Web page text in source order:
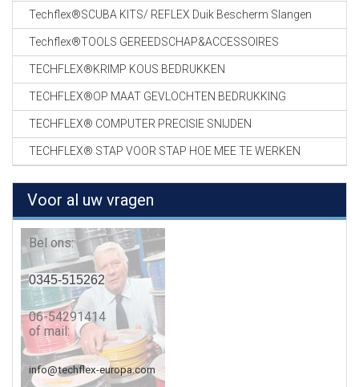
Techflex®SCUBA KITS/ REFLEX Duik Bescherm Slangen
Techflex®TOOLS GEREEDSCHAP&ACCESSOIRES
TECHFLEX®KRIMP KOUS BEDRUKKEN
TECHFLEX®OP MAAT GEVLOCHTEN BEDRUKKING
TECHFLEX® COMPUTER PRECISIE SNIJDEN
TECHFLEX® STAP VOOR STAP HOE MEE TE WERKEN
Voor al uw vragen
Bel ons:
0345-515262
06-54291414
of mail:
info@techflex-europa.com